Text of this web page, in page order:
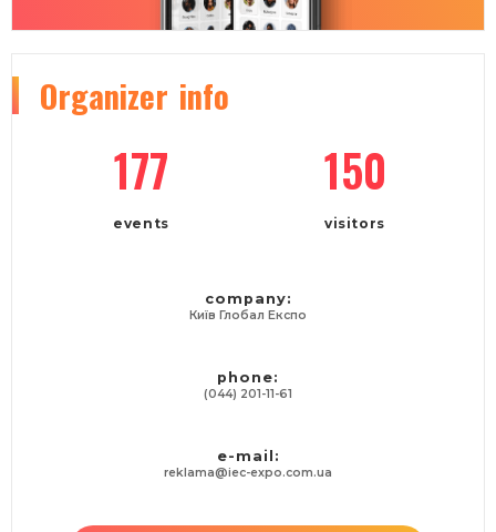
Organizer info
177
events
150
visitors
company:
Київ Глобал Експо
phone:
(044) 201-11-61
e-mail:
reklama@iec-expo.com.ua